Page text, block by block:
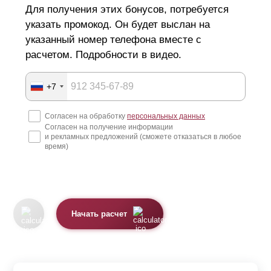
Для получения этих бонусов, потребуется
указать промокод. Он будет выслан на
указанный номер телефона вместе с
расчетом. Подробности в видео.
+7
Согласен на обработку персональных данных
Согласен на получение информации
и рекламных предложений (сможете отказаться в любое
время)
Начать расчет